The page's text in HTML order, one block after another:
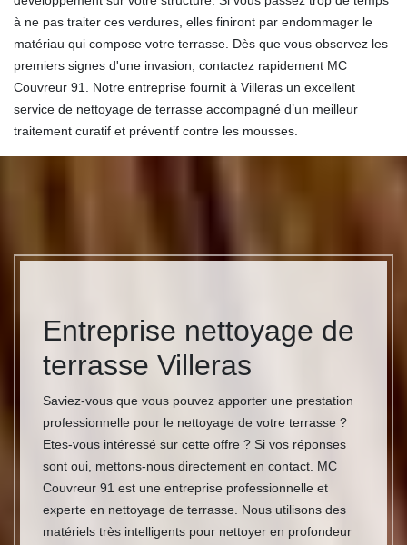
à ne pas traiter ces verdures, elles finiront par endommager le
matériau qui compose votre terrasse. Dès que vous observez les
premiers signes d'une invasion, contactez rapidement MC
Couvreur 91. Notre entreprise fournit à Villeras un excellent
service de nettoyage de terrasse accompagné d’un meilleur
traitement curatif et préventif contre les mousses.
Entreprise nettoyage de
terrasse Villeras
Saviez-vous que vous pouvez apporter une prestation
professionnelle pour le nettoyage de votre terrasse ?
Etes-vous intéressé sur cette offre ? Si vos réponses
sont oui, mettons-nous directement en contact. MC
Couvreur 91 est une entreprise professionnelle et
experte en nettoyage de terrasse. Nous utilisons des
matériels très intelligents pour nettoyer en profondeur